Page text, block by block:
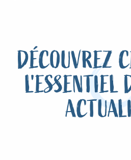
DÉCOUVREZ
L'ESSENTIEL